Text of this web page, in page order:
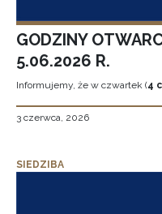
GODZINY
5.06.2026 R.
Informujemy, że w czwartek (4
3 czerwca, 2026
SIEDZIBA